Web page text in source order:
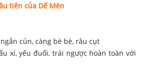
tiên của Dế Mèn
củn, càng bè bè, râu cụt
xí, yếu đuối, trái ngược hoàn toàn với